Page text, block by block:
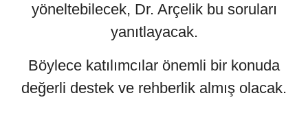
yöneltebilecek, Dr. Arçelik bu soruları
yanıtlayacak.
Böylece katılımcılar önemli bir konuda
değerli destek ve rehberlik almış olacak.